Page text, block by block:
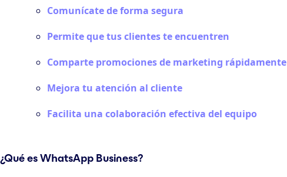
Comunícate de forma segura
Permite que tus clientes te encuentren
Comparte promociones de marketing rápidamente
Mejora tu atención al cliente
Facilita una colaboración efectiva del equipo
¿Qué es WhatsApp Business?